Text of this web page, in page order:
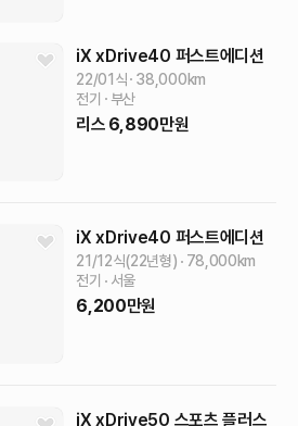
iX xDrive40 퍼스트에디션
22/01식 38,000km
전기
부산
리스 6,890만원
iX xDrive40 퍼스트에디션
21/12식(22년형) 78,000km
전기
서울
6,200만원
iX xDrive50 스포츠 플러스